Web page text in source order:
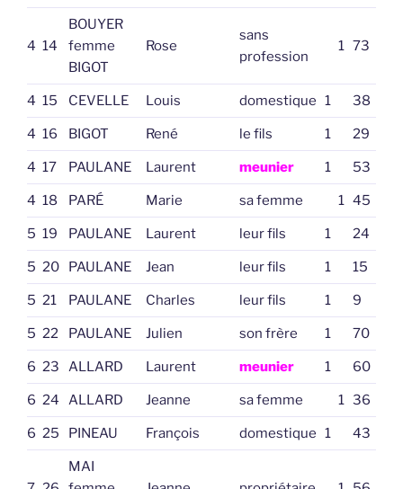
4 14
BOUYER
femme
BIGOT
Rose
sans
profession
1 73
4 15 CEVELLE Louis domestique 1 38
4 16 BIGOT René le fils 1 29
4 17 PAULANE Laurent meunier 1 53
4 18 PARÉ Marie sa femme 1 45
5 19 PAULANE Laurent leur fils 1 24
5 20 PAULANE Jean leur fils 1 15
5 21 PAULANE Charles leur fils 1 9
5 22 PAULANE Julien son frère 1 70
6 23 ALLARD Laurent meunier 1 60
6 24 ALLARD Jeanne sa femme 1 36
6 25 PINEAU François domestique 1 43
MAI